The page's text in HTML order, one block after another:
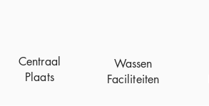
Centraal
Plaats
Wassen
Faciliteiten